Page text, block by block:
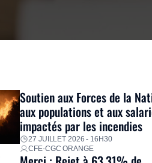
Soutien aux Forces de la
aux populations et aux
impactés par les incendies
27 JUILLET 2026 - 16H30
CFE-CGC ORANGE